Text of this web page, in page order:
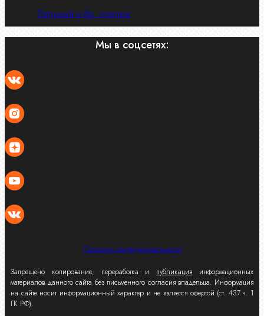
Латунный и бр. крепеж
Мы в соцсетях:
Политика конфиденциальности
Запрещено копирование, переработка и публикация информационных
материалов данного сайта без письменного согласия владельца. Информация
на сайте носит информационный характер и не является офертой (ст. 437 ч. 1
ГК РФ).